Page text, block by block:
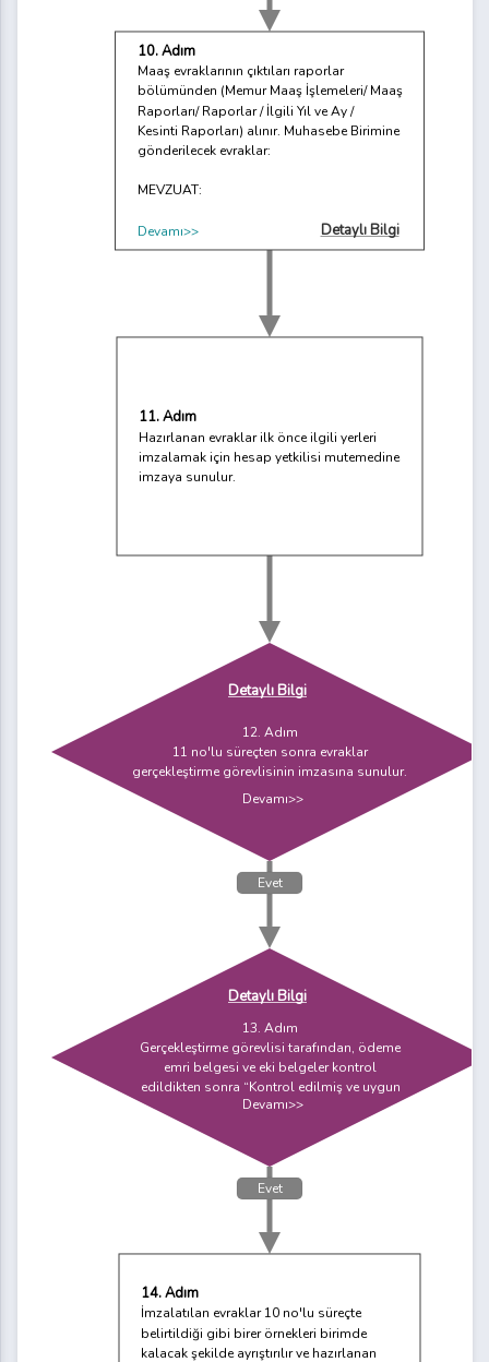
Evet
Evet
10. Adım
Maaş evraklarının çıktıları raporlar
bölümünden (Memur Maaş İşlemeleri/ Maaş
Raporları/ Raporlar / İlgili Yıl ve Ay /
Kesinti Raporları) alınır. Muhasebe Birimine
gönderilecek evraklar:
MEVZUAT:
Detaylı Bilgi
Devamı>>
11. Adım
Hazırlanan evraklar ilk önce ilgili yerleri
imzalamak için hesap yetkilisi mutemedine
imzaya sunulur.
12. Adım
11 no'lu süreçten sonra evraklar
gerçekleştirme görevlisinin imzasına sunulur.
Detaylı Bilgi
Devamı>>
13. Adım
Gerçekleştirme görevlisi tarafından, ödeme
emri belgesi ve eki belgeler kontrol
edildikten sonra “Kontrol edilmiş ve uygun
Detaylı Bilgi
Devamı>>
14. Adım
İmzalatılan evraklar 10 no'lu süreçte
belirtildiği gibi birer örnekleri birimde
kalacak şekilde ayrıştırılır ve hazırlanan